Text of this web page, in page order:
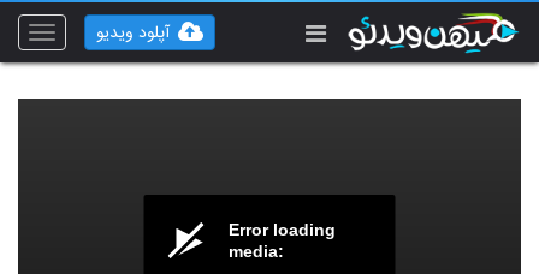
Toggle
آپلود ویدیو
Error loading
media: